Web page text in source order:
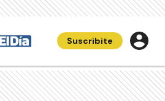
Suscribite